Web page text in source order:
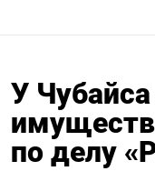
У
по делу